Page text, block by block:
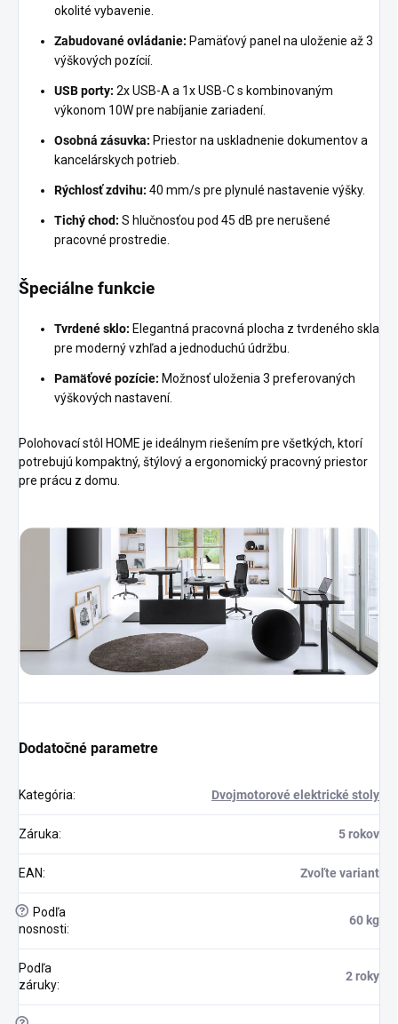
okolité vybavenie.
Zabudované ovládanie: Pamäťový panel na uloženie až 3
výškových pozícií.
USB porty: 2x USB-A a 1x USB-C s kombinovaným
výkonom 10W pre nabíjanie zariadení.
Osobná zásuvka: Priestor na uskladnenie dokumentov a
kancelárskych potrieb.
Rýchlosť zdvihu: 40 mm/s pre plynulé nastavenie výšky.
Tichý chod: S hlučnosťou pod 45 dB pre nerušené
pracovné prostredie.
Špeciálne funkcie
Tvrdené sklo: Elegantná pracovná plocha z tvrdeného skla
pre moderný vzhľad a jednoduchú údržbu.
Pamäťové pozície: Možnosť uloženia 3 preferovaných
výškových nastavení.
Polohovací stôl HOME je ideálnym riešením pre všetkých, ktorí
potrebujú kompaktný, štýlový a ergonomický pracovný priestor
pre prácu z domu.
Dodatočné parametre
Kategória: Dvojmotorové elektrické stoly
Záruka: 5 rokov
EAN: Zvoľte variant
?
Podľa
nosnosti:
60 kg
Podľa
záruky:
2 roky